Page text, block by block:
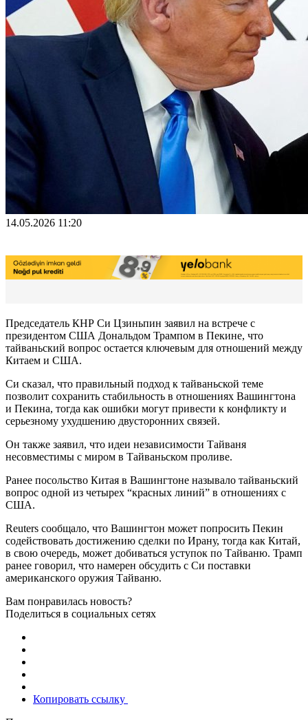
14.05.2026 11:20
Председатель КНР Си Цзиньпин заявил на встрече с
президентом США Дональдом Трампом в Пекине, что
тайваньский вопрос остается ключевым для отношений между
Китаем и США.
Си сказал, что правильный подход к тайваньской теме
позволит сохранить стабильность в отношениях Вашингтона
и Пекина, тогда как ошибки могут привести к конфликту и
серьезному ухудшению двусторонних связей.
Он также заявил, что идеи независимости Тайваня
несовместимы с миром в Тайваньском проливе.
Ранее посольство Китая в Вашингтоне называло тайваньский
вопрос одной из четырех “красных линий” в отношениях с
США.
Reuters сообщало, что Вашингтон может попросить Пекин
содействовать достижению сделки по Ирану, тогда как Китай,
в свою очередь, может добиваться уступок по Тайваню. Трамп
ранее говорил, что намерен обсудить с Си поставки
американского оружия Тайваню.
Вам понравилась новость?
Поделиться в социальных сетях
Копировать ссылку